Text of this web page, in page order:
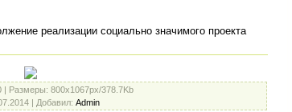
реализации социально значимого проекта
| Размеры: 800x1067px/378.7Kb
| Добавил: Admin